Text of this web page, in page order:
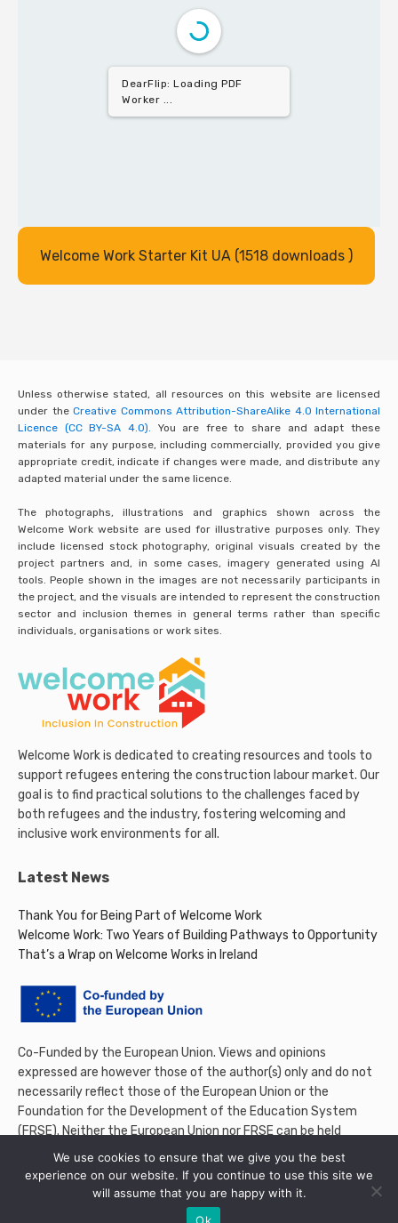
DearFlip: Loading PDF
Worker ...
Welcome Work Starter Kit UA (1518 downloads )
Unless otherwise stated, all resources on this website are licensed
under the Creative Commons Attribution-ShareAlike 4.0 International
Licence (CC BY-SA 4.0). You are free to share and adapt these
materials for any purpose, including commercially, provided you give
appropriate credit, indicate if changes were made, and distribute any
adapted material under the same licence.
The photographs, illustrations and graphics shown across the
Welcome Work website are used for illustrative purposes only. They
include licensed stock photography, original visuals created by the
project partners and, in some cases, imagery generated using AI
tools. People shown in the images are not necessarily participants in
the project, and the visuals are intended to represent the construction
sector and inclusion themes in general terms rather than specific
individuals, organisations or work sites.
Welcome Work is dedicated to creating resources and tools to
support refugees entering the construction labour market. Our
goal is to find practical solutions to the challenges faced by
both refugees and the industry, fostering welcoming and
inclusive work environments for all.
Latest News
Thank You for Being Part of Welcome Work
Welcome Work: Two Years of Building Pathways to Opportunity
That’s a Wrap on Welcome Works in Ireland
Co-Funded by the European Union. Views and opinions
expressed are however those of the author(s) only and do not
necessarily reflect those of the European Union or the
Foundation for the Development of the Education System
(FRSE). Neither the European Union nor FRSE can be held
responsible for them.
We use cookies to ensure that we give you the best
experience on our website. If you continue to use this site we
will assume that you are happy with it.
Ok